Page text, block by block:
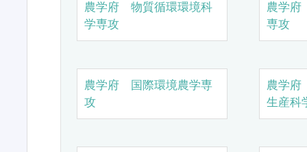
農学府 物質循環環境科
学専攻
農学
専攻
農学府 国際環境農学専
攻
農学
生産科